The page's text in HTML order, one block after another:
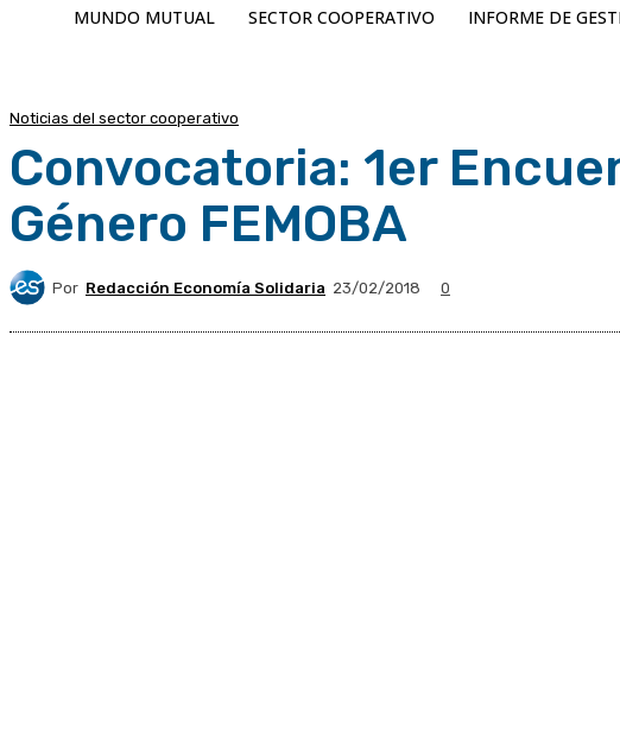
MUNDO MUTUAL SECTOR COOPERATIVO INFORME DE
Noticias del sector cooperativo
Convocatoria: 1er
Género FEMOBA
Por Redacción Economía Solidaria 23/02/2018 0